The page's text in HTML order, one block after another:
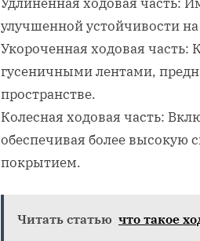
Удлиненная ходовая часть:
улучшенной устойчивости
Укороченная ходовая часть:
гусеничными лентами,
пространстве.
Колесная ходовая часть:
обеспечивая более высокую
покрытием.
Читать статью что такое